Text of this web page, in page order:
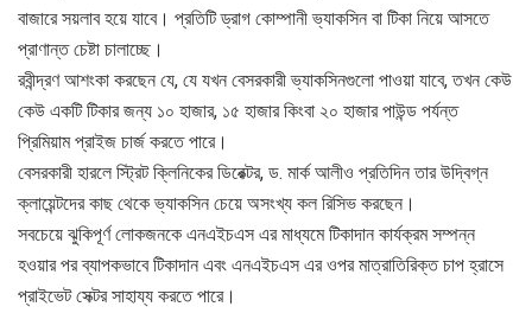
বাজারে সয়লাব হয়ে যাবে। প্রতিটি ড্রাগ কোম্পানী ভ্যাকসিন বা টিকা নিয়ে আসতে
প্রাণান্ত চেষ্টা চালাচ্ছে।
রবীন্দ্রণ আশংকা করছেন যে, যে যখন বেসরকারী ভ্যাকসিনগুলো পাওয়া যাবে, তখন কেউ
কেউ একটি টিকার জন্য ১০ হাজার, ১৫ হাজার কিংবা ২০ হাজার পাউন্ড পর্যন্ত
প্রিমিয়াম প্রাইজ চার্জ করতে পারে।
বেসরকারী হারলে স্ট্রিট ক্লিনিকের ডিরেক্টর, ড. মার্ক আলীও প্রতিদিন তার উদ্বিগ্ন
ক্লায়েন্টদের কাছ থেকে ভ্যাকসিন চেয়ে অসংখ্য কল রিসিভ করছেন।
সবচেয়ে ঝুকিপূর্ণ লোকজনকে এনএইচএস এর মাধ্যমে টিকাদান কার্যক্রম সম্পন্ন
হওয়ার পর ব্যাপকভাবে টিকাদান এবং এনএইচএস এর ওপর মাত্রাতিরিক্ত চাপ হ্রাসে
প্রাইভেট সেক্টর সাহায্য করতে পারে।